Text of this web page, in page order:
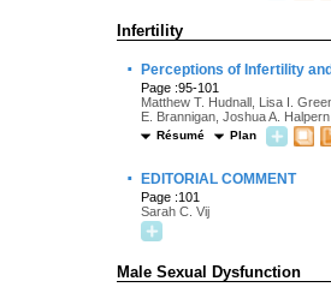
Infertility
· Perceptions of Infertility
Page :95-101
Matthew T. Hudnall, Lisa I.
E. Brannigan, Joshua A. Halpern
Résumé Plan
· EDITORIAL COMMENT
Page :101
Sarah C. Vij
Male Sexual Dysfunction